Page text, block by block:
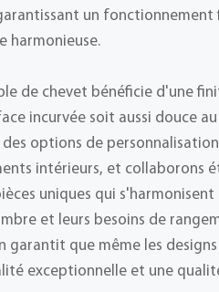
un
harmonieuse.
de chevet bénéficie d'une
incurvée soit aussi douce
options de
intérieurs, et collaborons
uniques qui
et leurs besoins de
garantit que même les
exceptionnelle et une